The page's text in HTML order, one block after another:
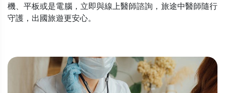
機、平板或是電腦，立即與線上醫師諮詢，旅途中醫師隨行
守護，出國旅遊更安心。